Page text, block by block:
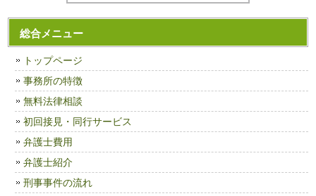
総合メニュー
トップページ
事務所の特徴
無料法律相談
初回接見・同行サービス
弁護士費用
弁護士紹介
刑事事件の流れ